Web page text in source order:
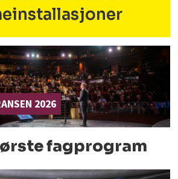
2026
fagprogram